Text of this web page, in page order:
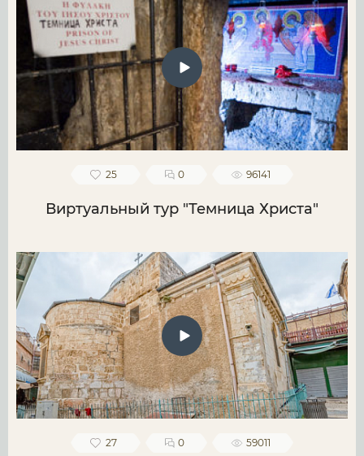
25 0 96141
Виртуальный тур "Темница Христа"
27 0 59011